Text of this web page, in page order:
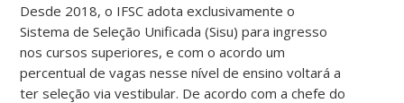
Desde 2018, o IFSC adota exclusivamente o
Sistema de Seleção Unificada (Sisu) para ingresso
nos cursos superiores, e com o acordo um
percentual de vagas nesse nível de ensino voltará a
ter seleção via vestibular. De acordo com a chefe do